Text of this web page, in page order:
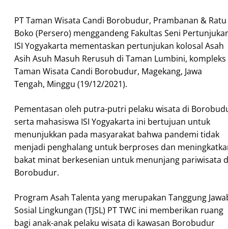
PT Taman Wisata Candi Borobudur, Prambanan & Ratu
Boko (Persero) menggandeng Fakultas Seni
ISI Yogyakarta mementaskan pertunjukan kolosal Asah
Asih Asuh Masuh Rerusuh di Taman Lumbini, kompleks
Taman Wisata Candi Borobudur, Magekang, Jawa
Tengah, Minggu (19/12/2021).
Pementasan oleh putra-putri pelaku wisata di
serta mahasiswa ISI Yogyakarta ini bertujuan untuk
menunjukkan pada masyarakat bahwa pandemi tidak
menjadi penghalang untuk berproses dan
bakat minat berkesenian untuk menunjang pariwisata
Borobudur.
Program Asah Talenta yang merupakan Tanggung
Sosial Lingkungan (TJSL) PT TWC ini memberikan ruang
bagi anak-anak pelaku wisata di kawasan Borobudur